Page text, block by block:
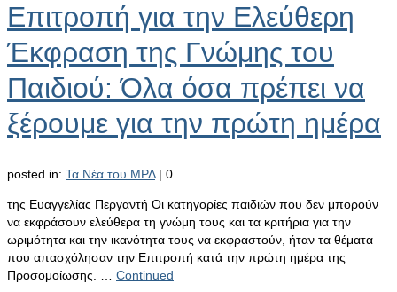
Επιτροπή για την Ελεύθερη
Έκφραση της Γνώμης του
Παιδιού: Όλα όσα πρέπει να
ξέρουμε για την πρώτη ημέρα
posted in: Τα Νέα του ΜΡΔ | 0
της Ευαγγελίας Περγαντή Οι κατηγορίες παιδιών που δεν μπορούν
να εκφράσουν ελεύθερα τη γνώμη τους και τα κριτήρια για την
ωριμότητα και την ικανότητα τους να εκφραστούν, ήταν τα θέματα
που απασχόλησαν την Επιτροπή κατά την πρώτη ημέρα της
Προσομοίωσης. … Continued